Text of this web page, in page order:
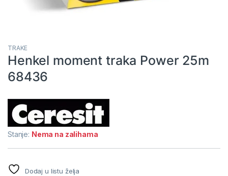
TRAKE
Henkel moment traka Power 25m
68436
Stanje: Nema na zalihama
Dodaj u listu želja